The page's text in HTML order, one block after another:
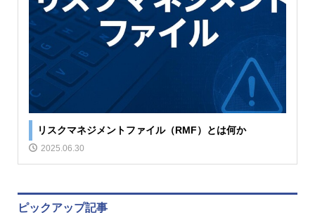
リスクマネジメントファイル（RMF）とは何か
2025.06.30
ピックアップ記事